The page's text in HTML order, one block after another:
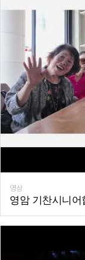
영상
영암 기찬시니어